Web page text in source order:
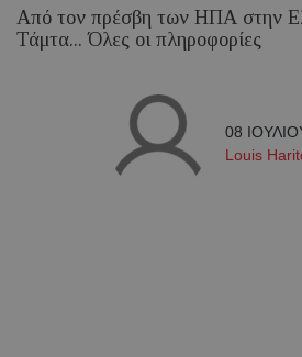
Από τον πρέσβη των ΗΠΑ στην
Τάμτα... Όλες οι πληροφορίες
08
Louis